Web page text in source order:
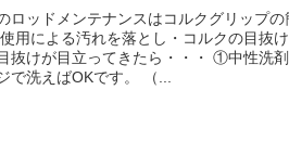
ロッドメンテナンスはコルクグリップ
用による汚れを落とし・コルクの目抜
抜けが目立ってきたら・・・ ①中性洗
で洗えばOKです。 （...